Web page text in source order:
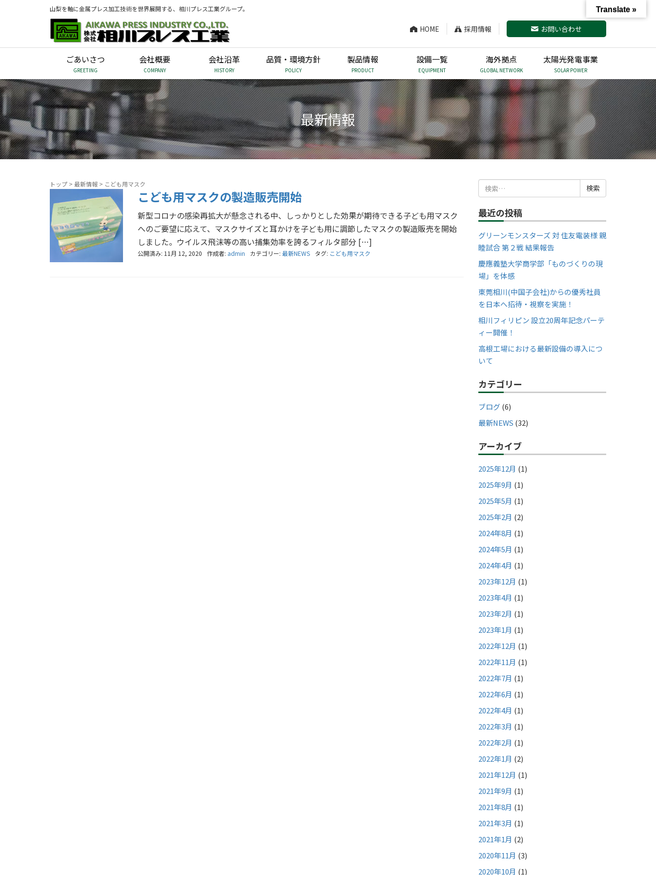
山梨を軸に金属プレス加工技術を世界展開する、相川プレス工業グループ。
HOME 採用情報 お問い合わせ
ごあいさつ
GREETING
会社概要
COMPANY
会社沿革
HISTORY
品質・環境方針
POLICY
製品情報
PRODUCT
設備一覧
EQUIPMENT
海外拠点
GLOBAL NETWORK
太陽光発電事業
SOLAR POWER
最新情報
トップ > 最新情報 > こども用マスク
こども用マスクの製造販売開始
新型コロナの感染再拡大が懸念される中、しっかりとした効果が期待できる子ども用マスク
へのご要望に応えて、マスクサイズと耳かけを子ども用に調節したマスクの製造販売を開始
しました。ウイルス飛沫等の高い捕集効率を誇るフィルタ部分 […]
公開済み: 11月 12, 2020 作成者: admin カテゴリー: 最新NEWS タグ: こども用マスク
索:
最近の投稿
グリーンモンスターズ 対 住友電装様 親
睦試合 第２戦 結果報告
慶應義塾大学商学部「ものづくりの現
場」を体感
東莞相川(中国子会社)からの優秀社員
を日本へ招待・視察を実施！
相川フィリピン 設立20周年記念パーテ
ィー開催！
高根工場における最新設備の導入につ
いて
カテゴリー
ブログ (6)
最新NEWS (32)
アーカイブ
2025年12月 (1)
2025年9月 (1)
2025年5月 (1)
2025年2月 (2)
2024年8月 (1)
2024年5月 (1)
2024年4月 (1)
2023年12月 (1)
2023年4月 (1)
2023年2月 (1)
2023年1月 (1)
2022年12月 (1)
2022年11月 (1)
2022年7月 (1)
2022年6月 (1)
2022年4月 (1)
2022年3月 (1)
2022年2月 (1)
2022年1月 (2)
2021年12月 (1)
2021年9月 (1)
2021年8月 (1)
2021年3月 (1)
2021年1月 (2)
2020年11月 (3)
2020年10月 (1)
Translate »